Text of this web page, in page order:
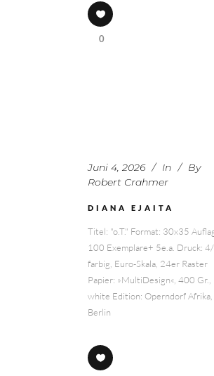
0
Juni 4, 2026 In
By
Robert Crahmer
DIANA EJAITA
Titel: "o.T." Format: 30x35
100 Exemplare+ 5e.a. Druck:
farbig, Euro-Skala, 24er Raster
Papier: »MultiDesign«, 400 Gr.,
white Edition: Operndorf Afrika,
Berlin